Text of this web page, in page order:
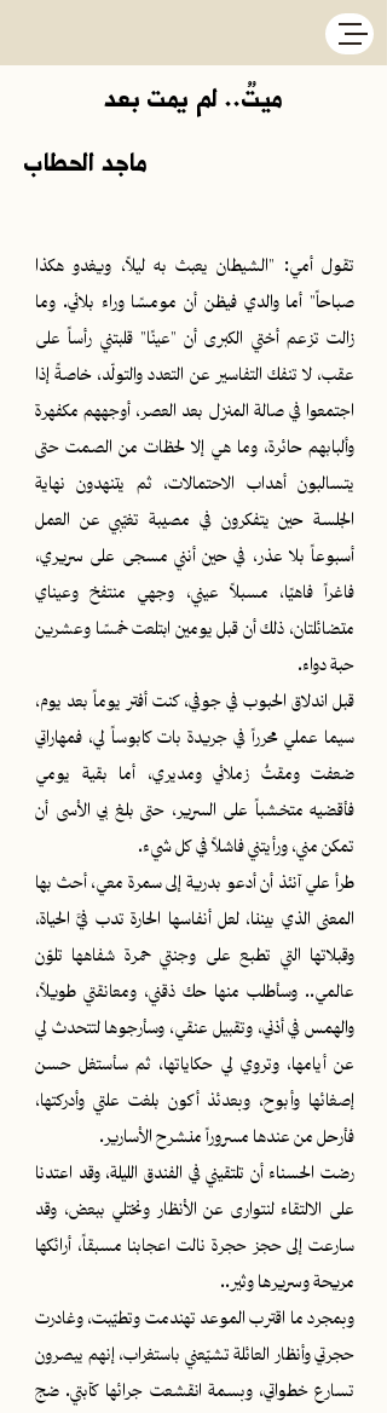
ميتٌ.. لم يمت بعد
ماجد الحطاب
تقول أمي: "الشيطان يعبث به ليلاً، ويغدو هكذا
صباحاً" أما والدي فيظن أن مومسًا وراء بلائي. وما
زالت تزعم أختي الكبرى أن "عينًا" قلبتني رأساً على
عقب، لا تنفك التفاسير عن التعدد والتولّد، خاصةً إذا
اجتمعوا في صالة المنزل بعد العصر، أوجههم مكفهرة
وألبابهم حائرة، وما هي إلا لحظات من الصمت حتى
يتسالبون أهداب الاحتمالات، ثم يتنهدون نهاية
الجلسة حين يتفكرون في مصيبة تغيّبي عن العمل
أسبوعاً بلا عذر، في حين أنني مسجى على سريري،
فاغراً فاهيًا، مسبلاً عيني، وجهي منتفخ وعيناي
متضائلتان، ذلك أن قبل يومين ابتلعت خمسًا وعشرين
حبة دواء.
قبل اندلاق الحبوب في جوفي، كنت أفتر يوماً بعد يوم،
سيما عملي محرراً في جريدة بات كابوساً لي، فمهاراتي
ضعفت ومقتُ زملائي ومديري، أما بقية يومي
فأقضيه متخشباً على السرير، حتى بلغ بي الأسى أن
تمكن مني، ورأيتني فاشلاً في كل شيء.
طرأ علي آنئذ أن أدعو بدرية إلى سمرة معي، أحث بها
المعنى الذي بيننا، لعل أنفاسها الحارة تدب فيَّ الحياة،
وقبلاتها التي تطبع على وجنتي حمرة شفاهها تلوّن
عالمي.. وسأطلب منها حك ذقني، ومعانقتي طويلاً،
والهمس في أذني، وتقبيل عنقي، وسأرجوها لتتحدث لي
عن أيامها، وتروي لي حكاياتها، ثم سأستغل حسن
إصغائها وأبوح، وبعدئذ أكون بلغت علتي وأدركتها،
فأرحل من عندها مسروراً منشرح الأسارير.
رضت الحسناء أن تلتقيني في الفندق الليلة، وقد اعتدنا
على الالتقاء لنتوارى عن الأنظار ونختلي ببعض، وقد
سارعت إلى حجز حجرة نالت اعجابنا مسبقاً، أرائكها
مريحة وسريرها وثير..
وبمجرد ما اقترب الموعد تهندمت وتطيّبت، وغادرت
حجرتي وأنظار العائلة تشيّعني باستغراب، إنهم يبصرون
تسارع خطواتي، وبسمة انقشعت جرائها كآبتي. ضج